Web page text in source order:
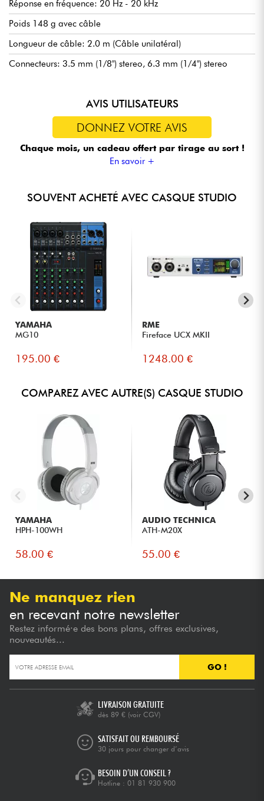
Réponse en fréquence: 20 Hz - 20 kHz
Poids 148 g avec câble
Longueur de câble: 2.0 m (Câble unilatéral)
Connecteurs: 3.5 mm (1/8") stereo, 6.3 mm (1/4") stereo
AVIS UTILISATEURS
DONNEZ VOTRE AVIS
Chaque mois, un cadeau offert par tirage au sort !
En savoir +
SOUVENT ACHETÉ AVEC CASQUE STUDIO
YAMAHA
MG10
195.00 €
RME
Fireface UCX MKII
1248.00 €
COMPAREZ AVEC AUTRE(S) CASQUE STUDIO
YAMAHA
HPH-100WH
58.00 €
AUDIO TECHNICA
ATH-M20X
55.00 €
Ne manquez rien
en recevant notre newsletter
Restez informé·e des bons plans, offres exclusives,
nouveautés...
GO !
LIVRAISON GRATUITE
dès 89 € (voir CGV)
SATISFAIT OU REMBOURSÉ
30 jours pour changer d’avis
BESOIN D’UN CONSEIL ?
Hotline : 01 81 930 900